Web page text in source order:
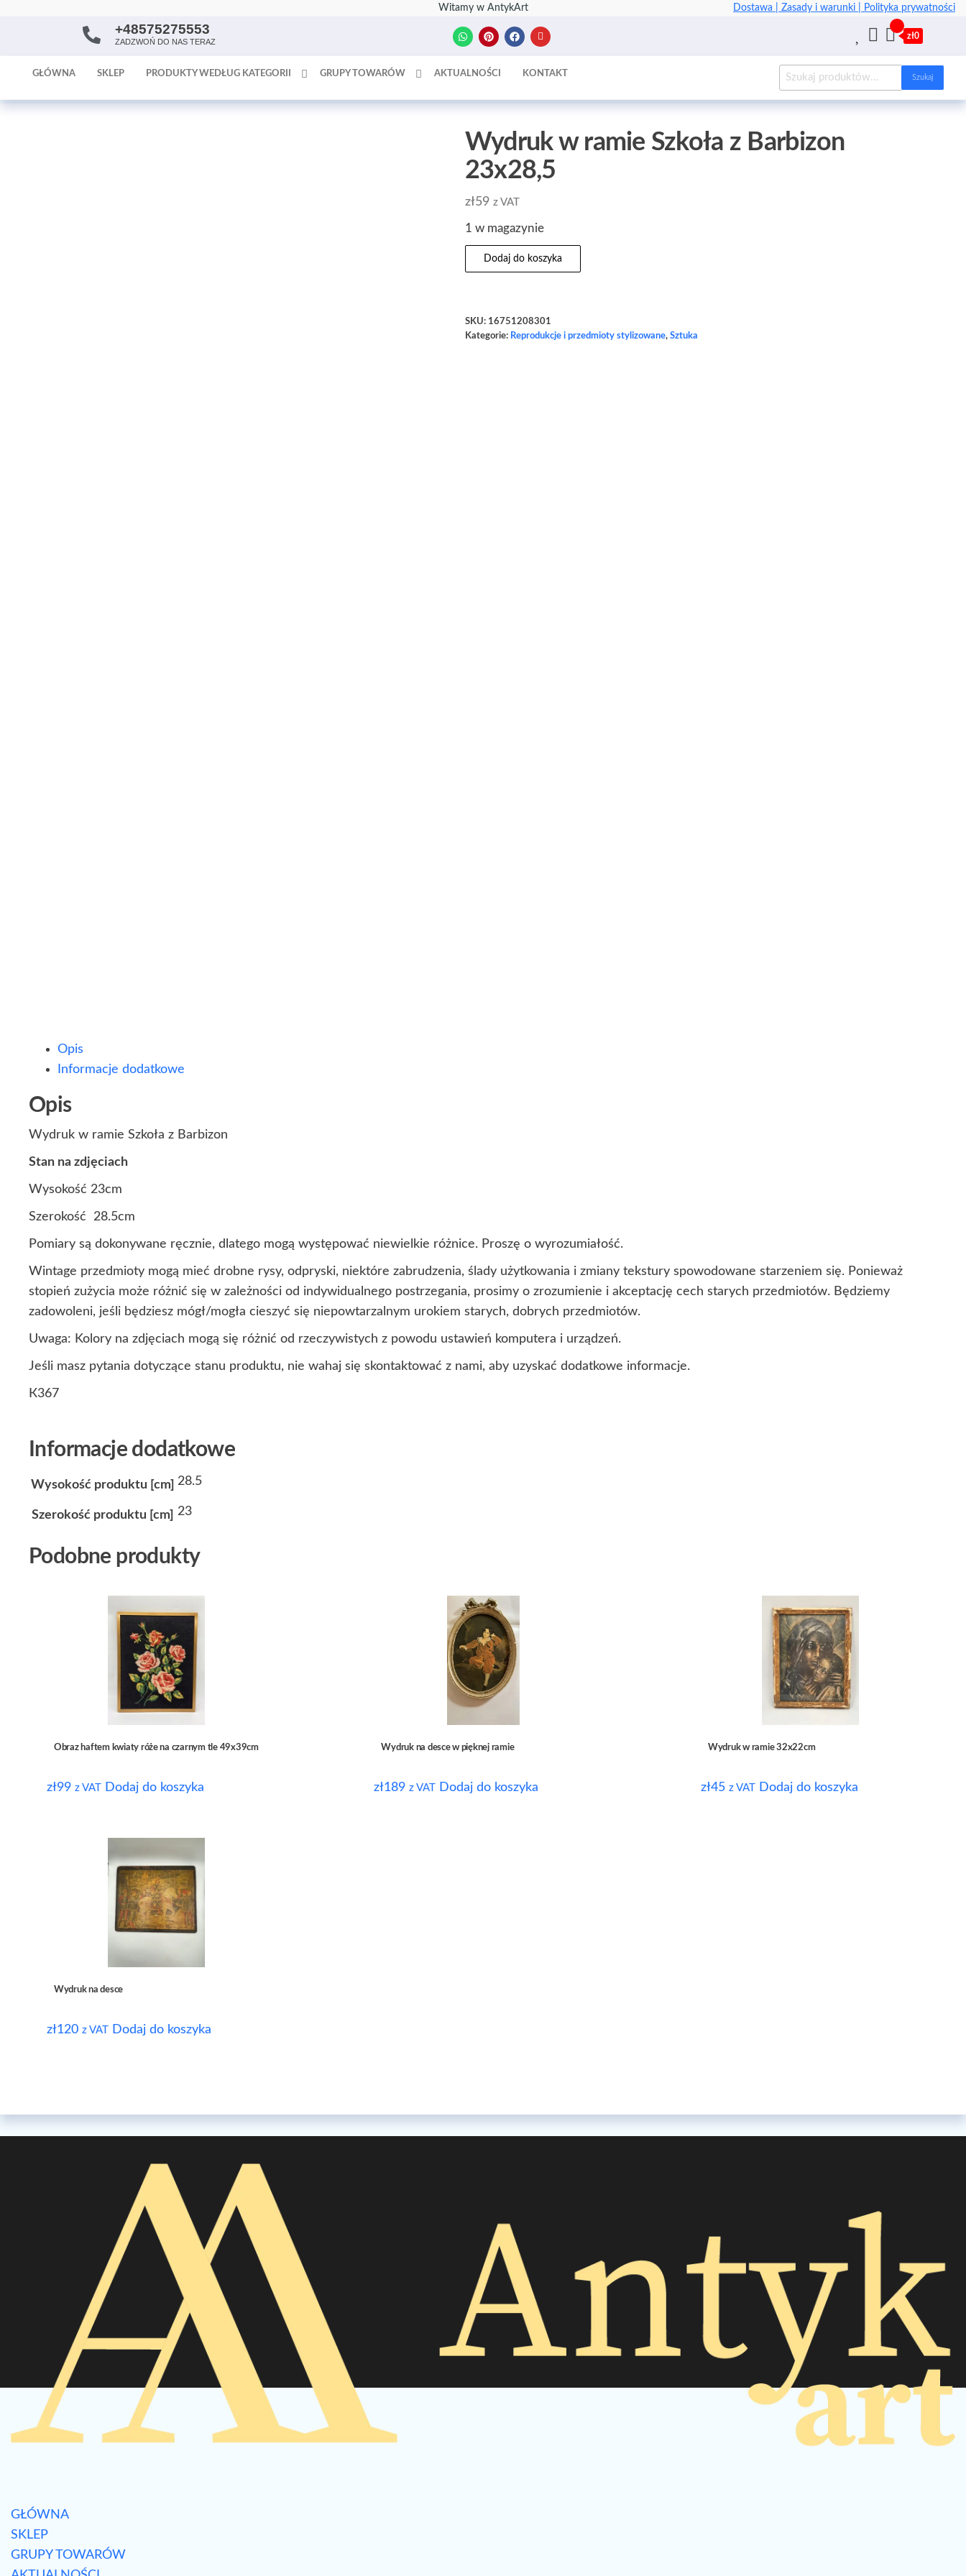
Witamy w AntykArt Dostawa | Zasady i warunki | Polityka prywatności
AntykArt
poświęcona
sprzedaży
tapet
+48575275553
ZADZWOŃ DO NAS TERAZ
zł0
GŁÓWNA SKLEP PRODUKTY WEDŁUG KATEGORII GRUPY TOWARÓW AKTUALNOŚCI KONTAKT Szukaj
Wydruk w ramie Szkoła z Barbizon
23x28,5
zł59 z VAT
1 w magazynie
Dodaj do koszyka
SKU: 16751208301
Kategorie: Reprodukcje i przedmioty stylizowane, Sztuka
Opis
Informacje dodatkowe
Opis
Wydruk w ramie Szkoła z Barbizon
Stan na zdjęciach
Wysokość 23cm
Szerokość 28.5cm
Pomiary są dokonywane ręcznie, dlatego mogą występować niewielkie różnice. Proszę o wyrozumiałość.
Wintage przedmioty mogą mieć drobne rysy, odpryski, niektóre zabrudzenia, ślady użytkowania i zmiany tekstury spowodowane starzeniem się. Ponieważ
stopień zużycia może różnić się w zależności od indywidualnego postrzegania, prosimy o zrozumienie i akceptację cech starych przedmiotów. Będziemy
zadowoleni, jeśli będziesz mógł/mogła cieszyć się niepowtarzalnym urokiem starych, dobrych przedmiotów.
Uwaga: Kolory na zdjęciach mogą się różnić od rzeczywistych z powodu ustawień komputera i urządzeń.
Jeśli masz pytania dotyczące stanu produktu, nie wahaj się skontaktować z nami, aby uzyskać dodatkowe informacje.
К367
Informacje dodatkowe
Wysokość produktu [cm] 28.5
Szerokość produktu [cm] 23
Podobne produkty
Obraz haftem kwiaty róże na czarnym tle 49x39cm
zł99 z VAT Dodaj do koszyka
Wydruk na desce w pięknej ramie
zł189 z VAT Dodaj do koszyka
Wydruk w ramie 32x22cm
zł45 z VAT Dodaj do koszyka
Wydruk na desce
zł120 z VAT Dodaj do koszyka
GŁÓWNA
SKLEP
GRUPY TOWARÓW